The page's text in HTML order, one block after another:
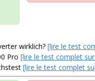
wirklich? [lire le test
Pro [lire le test complet
[lire le test complet